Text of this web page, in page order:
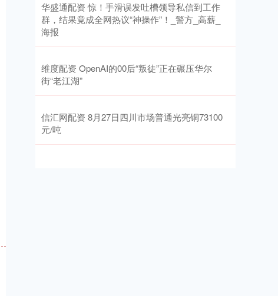
华盛通配资 惊！手滑误发吐槽领导私信到工作
群，结果竟成全网热议“神操作”！_警方_高薪_
海报
维度配资 OpenAI的00后“叛徒”正在碾压华尔
街“老江湖”
信汇网配资 8月27日四川市场普通光亮铜73100
元/吨